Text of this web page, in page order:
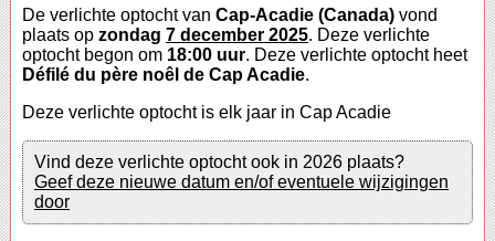
De verlichte optocht van Cap-Acadie (Canada) vond
plaats op zondag 7 december 2025. Deze verlichte
optocht begon om 18:00 uur. Deze verlichte optocht heet
Défilé du père noêl de Cap Acadie.
Deze verlichte optocht is elk jaar in Cap Acadie
Vind deze verlichte optocht ook in 2026 plaats?
Geef deze nieuwe datum en/of eventuele wijzigingen
door